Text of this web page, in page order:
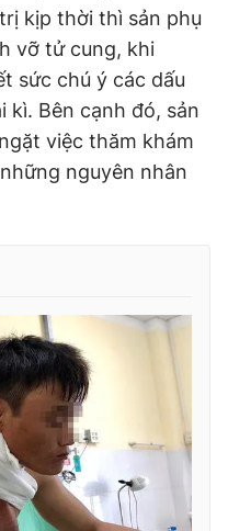
kịp thời thì sản phụ
vỡ tử cung, khi
sức chú ý các dấu
kì. Bên cạnh đó, sản
việc thăm khám
nguyên nhân